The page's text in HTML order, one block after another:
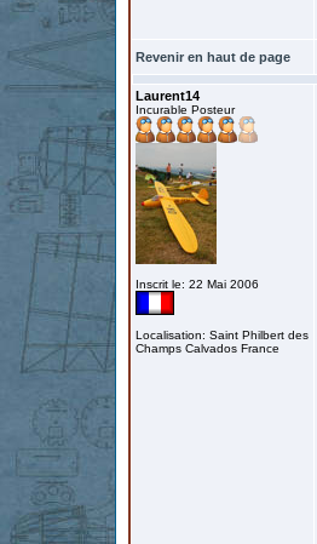
Revenir en haut de page
Laurent14
Incurable Posteur
Inscrit le: 22 Mai 2006
Localisation: Saint Philbert des
Champs Calvados France